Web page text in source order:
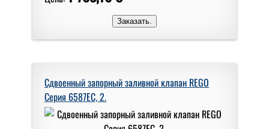
Сдвоенный запорный заливной клапан REGO
Серия 6587EC, 2.